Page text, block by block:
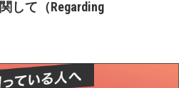
して（Regarding